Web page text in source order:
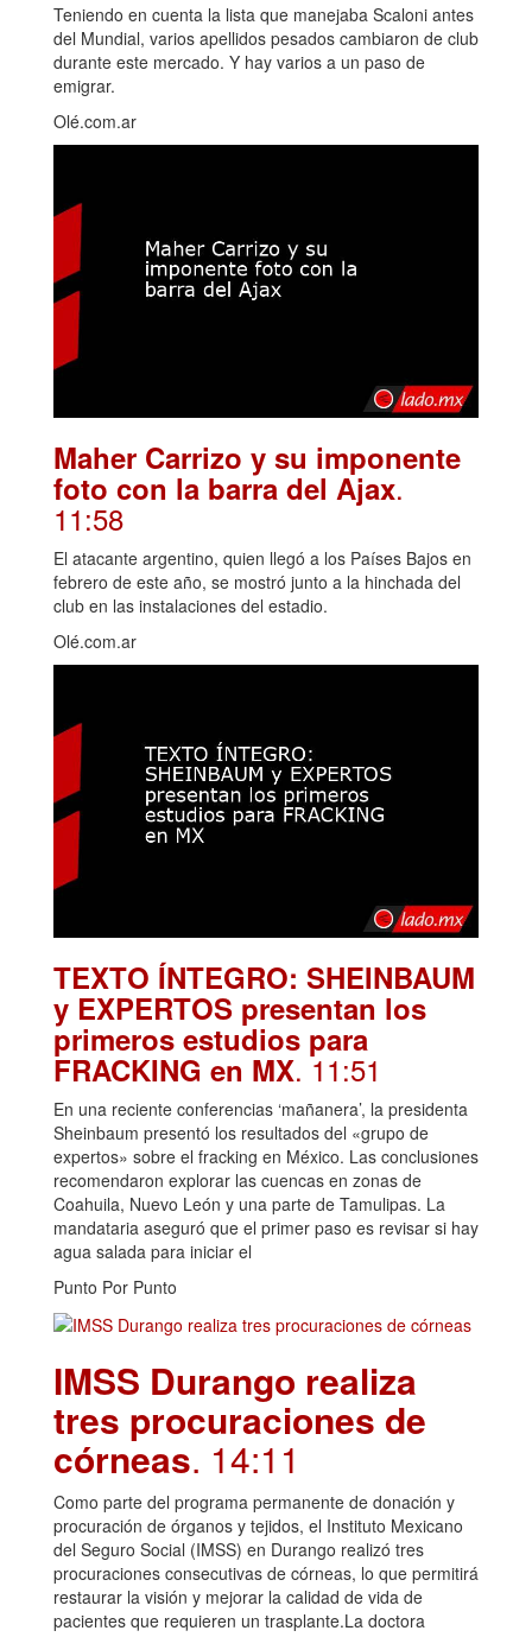
Teniendo en cuenta la lista que manejaba Scaloni antes
del Mundial, varios apellidos pesados cambiaron de club
durante este mercado. Y hay varios a un paso de
emigrar.
Olé.com.ar
Maher Carrizo y su imponente
foto con la barra del Ajax.
11:58
El atacante argentino, quien llegó a los Países Bajos en
febrero de este año, se mostró junto a la hinchada del
club en las instalaciones del estadio.
Olé.com.ar
TEXTO ÍNTEGRO: SHEINBAUM
y EXPERTOS presentan los
primeros estudios para
FRACKING en MX. 11:51
En una reciente conferencias ‘mañanera’, la presidenta
Sheinbaum presentó los resultados del «grupo de
expertos» sobre el fracking en México. Las conclusiones
recomendaron explorar las cuencas en zonas de
Coahuila, Nuevo León y una parte de Tamulipas. La
mandataria aseguró que el primer paso es revisar si hay
agua salada para iniciar el
Punto Por Punto
IMSS Durango realiza
tres procuraciones de
córneas. 14:11
Como parte del programa permanente de donación y
procuración de órganos y tejidos, el Instituto Mexicano
del Seguro Social (IMSS) en Durango realizó tres
procuraciones consecutivas de córneas, lo que permitirá
restaurar la visión y mejorar la calidad de vida de
pacientes que requieren un trasplante.La doctora